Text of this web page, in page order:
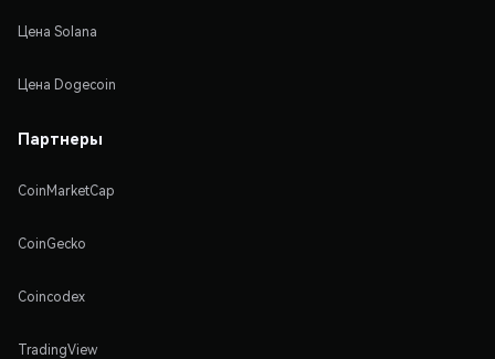
Цена Solana
Цена Dogecoin
Партнеры
CoinMarketCap
CoinGecko
Coincodex
TradingView